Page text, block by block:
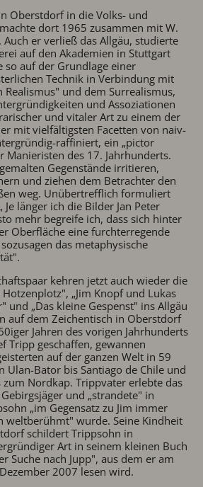
Oberstdorf in die Volks- und
dort 1965 zusammen mit W.
Auch er verließ das Allgäu, studierte
auf den Akademien in Stuttgart
so auf der Grundlage einer
Technik in Verbindung mit
Realismus" und dem Surrealismus,
und Assoziationen
und vitaler Art zu einem der
mit vielfältigsten Facetten von naiv-
raffiniert, ein „pictor
Manieristen des 17. Jahrhunderts.
Gegenstände irritieren,
und ziehen dem Betrachter den
weg. Unübertrefflich formuliert
Je länger ich die Bilder Jan Peter
mehr begreife ich, dass sich hinter
Oberfläche eine furchterregende
das metaphysische
kehren jetzt auch wieder die
„Jim Knopf und Lukas
„Das kleine Gespenst" ins Allgäu
auf dem Zeichentisch in Oberstdorf
Jahren des vorigen Jahrhunderts
Tripp geschaffen, gewannen
auf der ganzen Welt in 59
Ulan-Bator bis Santiago de Chile und
Nordkap. Trippvater erlebte das
und „strandete" in
„im Gegensatz zu Jim immer
weltberühmt" wurde. Seine Kindheit
schildert Trippsohn in
Art in seinem kleinen Buch
Suche nach Jupp", aus dem er am
2007 lesen wird.